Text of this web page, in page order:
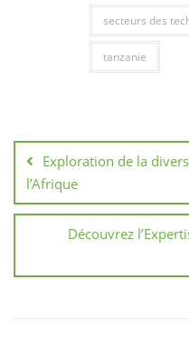
secteurs des
tanzanie
de
l’article
Exploration de la
l’Afrique
Découvrez